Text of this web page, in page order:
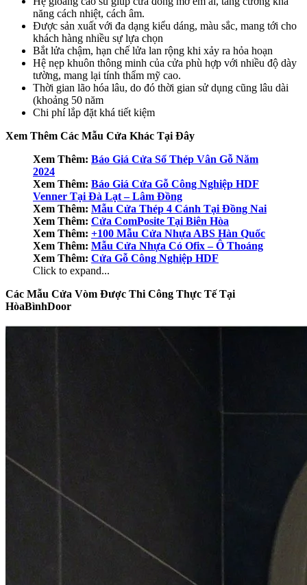
năng cách nhiệt, cách âm.
Được sản xuất với đa dạng kiểu dáng, màu sắc, mang tới cho
khách hàng nhiều sự lựa chọn
Bắt lửa chậm, hạn chế lửa lan rộng khi xảy ra hỏa hoạn
Hệ nẹp khuôn thông minh của cửa phù hợp với nhiều độ dày
tường, mang lại tính thẩm mỹ cao.
Thời gian lão hóa lâu, do đó thời gian sử dụng cũng lâu dài
(khoảng 50 năm
Chi phí lắp đặt khá tiết kiệm
Xem Thêm Các Mẫu Cửa Khác Tại Đây
Xem Thêm: Báo Giá Cửa Sổ Thép Vân Gỗ Năm
2024
Xem Thêm: Báo Giá Cửa Gỗ Công Nghiệp HDF
Venner Tại Đà Lạt – Lâm Đồng
Xem Thêm: Mẫu Cửa Thép 4 Cánh Tại Đồng Nai
Xem Thêm: Cửa ComPosite Tại Biên Hòa
Xem Thêm: +100 Mẫu Cửa Nhựa ABS Hàn Quốc
Xem Thêm: Mẫu Cửa Nhựa Có Ofix – Ô Thoáng
Xem Thêm: Cửa Gỗ Công Nghiệp HDF
Click to expand...
Các Mẫu Cửa Vòm Được Thi Công Thực Tế Tại
HòaBìnhDoor